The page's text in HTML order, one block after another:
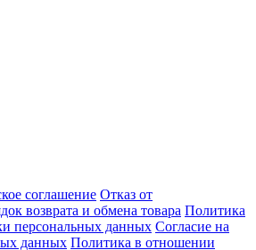
соглашение Отказ от
возврата и обмена товара Политика
персональных данных Согласие на
данных Политика в отношении